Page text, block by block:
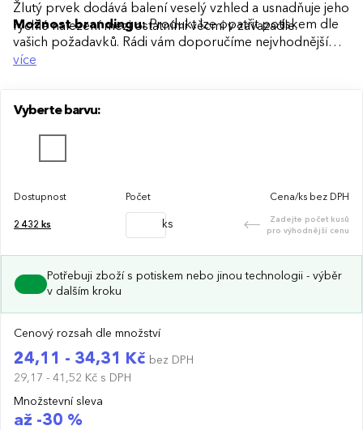
Žlutý prvek dodává balení veselý vzhled a usnadňuje jeho
rychlé nalezení mezi ostatními věcmi v zavazadle.
Možnost brandingu:Produkt lze opatřit potiskem dle
vašich požadavků. Rádi vám doporučíme nejvhodnější
technologii potisku s ohledem na design i váš rozpočet.
více
Vyberte barvu:
Dostupnost Počet Cena/ks bez DPH
2 432 ks ks
Zadejte počet kusů
pro výhodnější cenu
Potřebuji zboží s potiskem nebo jinou technologii - výběr
v dalším kroku
Cenový rozsah dle množství
24,11 - 34,31 Kč bez DPH
29,17 - 41,52 Kč s DPH
Množstevní sleva
až -30 %